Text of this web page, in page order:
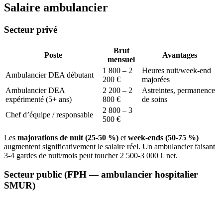
Salaire ambulancier
Secteur privé
Poste
Brut
mensuel
Avantages
Ambulancier DEA débutant
1 800 – 2
200 €
Heures nuit/week-end
majorées
Ambulancier DEA
expérimenté (5+ ans)
2 200 – 2
800 €
Astreintes, permanence
de soins
Chef d’équipe / responsable
2 800 – 3
500 €
Les majorations de nuit (25-50 %) et week-ends (50-75 %)
augmentent significativement le salaire réel. Un ambulancier faisant
3-4 gardes de nuit/mois peut toucher 2 500-3 000 € net.
Secteur public (FPH — ambulancier hospitalier
SMUR)